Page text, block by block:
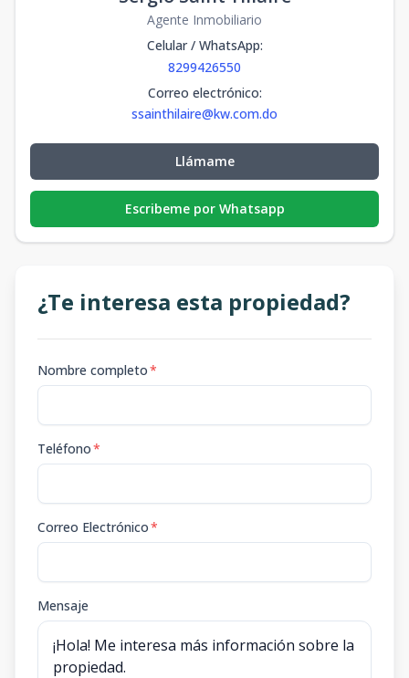
Agente Inmobiliario
Celular / WhatsApp:
8299426550
Correo electrónico:
ssainthilaire@kw.com.do
Llámame
Escribeme por Whatsapp
¿Te interesa esta propiedad?
Nombre completo*
Teléfono*
Correo Electrónico*
Mensaje